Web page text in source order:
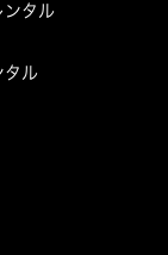
ンタル
タル